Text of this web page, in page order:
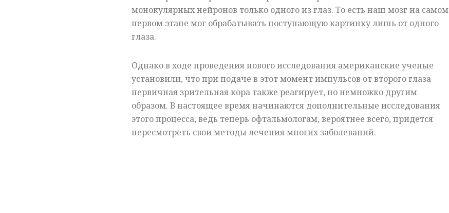
монокулярных нейронов только одного из глаз. То есть наш мозг на самом
первом этапе мог обрабатывать поступающую картинку лишь от одного
глаза.
Однако в ходе проведения нового исследования американские ученые
установили, что при подаче в этот момент импульсов от второго глаза
первичная зрительная кора также реагирует, но немножко другим
образом. В настоящее время начинаются дополнительные исследования
этого процесса, ведь теперь офтальмологам, вероятнее всего, придется
пересмотреть свои методы лечения многих заболеваний.